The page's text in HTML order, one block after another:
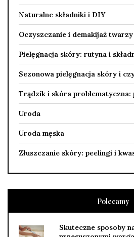
Naturalne składniki i DIY
Oczyszczanie i demakijaż twarzy
Pielęgnacja skóry: rutyna i
Sezonowa pielęgnacja skóry i
Trądzik i skóra problematyczna:
Uroda
Uroda męska
Złuszczanie skóry: peelingi i
Polecamy
Skuteczne sposoby